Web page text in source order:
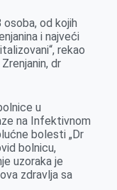
od kojih
i najveći
rekao
dr
u
na Infektivnom
bolesti „Dr
bolnicu,
uzoraka je
zdravlja sa